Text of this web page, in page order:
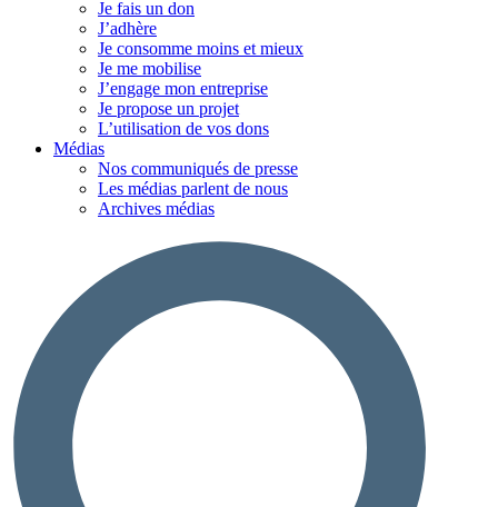
Je fais un don
J’adhère
Je consomme moins et mieux
Je me mobilise
J’engage mon entreprise
Je propose un projet
L’utilisation de vos dons
Médias
Nos communiqués de presse
Les médias parlent de nous
Archives médias